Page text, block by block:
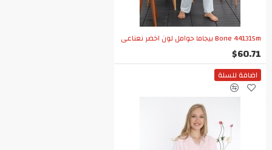
Bone 441315m بيجاما حوامل لون اخضر نعناعي
$60.71
اضافة للسلة